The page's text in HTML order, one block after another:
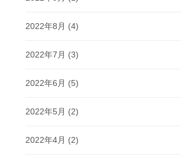
2022年8月 (4)
2022年7月 (3)
2022年6月 (5)
2022年5月 (2)
2022年4月 (2)